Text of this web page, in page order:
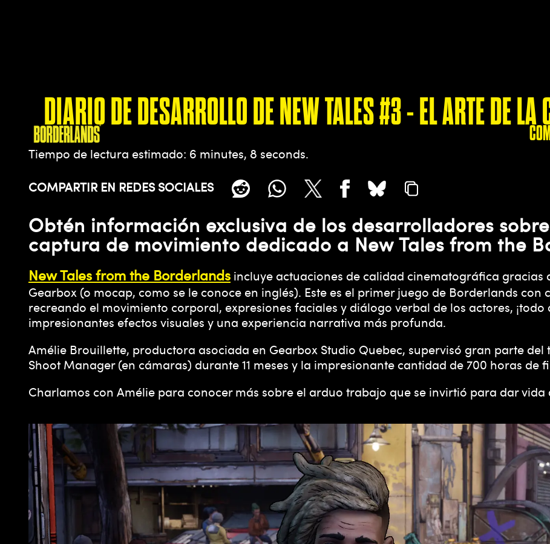
DIARIO DE DESARROLLO DE NEW TALES #3 - EL ARTE DE
Tiempo de lectura estimado 6 minutes, 8 seconds
COMPARTIR EN REDES SOCIALES
Obtén información exclusiva de los desarrolladores
captura de movimiento dedicado a New Tales from the
New Tales from the Borderlands incluye actuaciones de calidad cinematográfica
Gearbox (o mocap, como se le conoce en inglés). Este es el primer juego de Borderlands
recreando el movimiento corporal, expresiones faciales y diálogo verbal de los actores,
impresionantes efectos visuales y una experiencia narrativa más profunda.
Amélie Brouillette, productora asociada en Gearbox Studio Quebec, supervisó gran parte
Shoot Manager (en cámaras) durante 11 meses y la impresionante cantidad de 700 horas de
Charlamos con Amélie para conocer más sobre el arduo trabajo que se invirtió para dar vida